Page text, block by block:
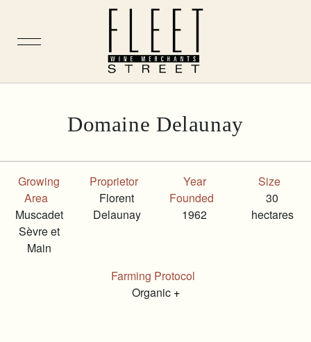
Domaine Delaunay
Growing
Area
Muscadet
Sèvre et
Main
Proprietor
Florent
Delaunay
Year
Founded
1962
Size
30
hectares
Farming Protocol
Organic +